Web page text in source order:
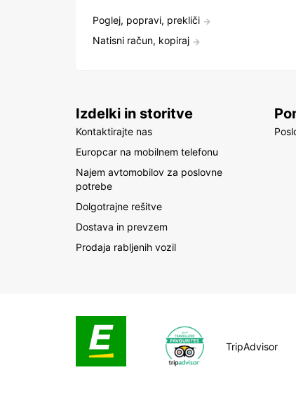
Poglej, popravi, prekliči
Natisni račun, kopiraj
Izdelki in storitve
Kontaktirajte nas
Europcar na mobilnem telefonu
Najem avtomobilov za poslovne
potrebe
Dolgotrajne rešitve
Dostava in prevzem
Prodaja rabljenih vozil
TripAdvisor